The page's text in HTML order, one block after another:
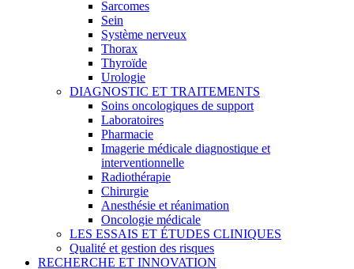
Sarcomes
Sein
Système nerveux
Thorax
Thyroïde
Urologie
DIAGNOSTIC ET TRAITEMENTS
Soins oncologiques de support
Laboratoires
Pharmacie
Imagerie médicale diagnostique et
interventionnelle
Radiothérapie
Chirurgie
Anesthésie et réanimation
Oncologie médicale
LES ESSAIS ET ÉTUDES CLINIQUES
Qualité et gestion des risques
RECHERCHE ET INNOVATION